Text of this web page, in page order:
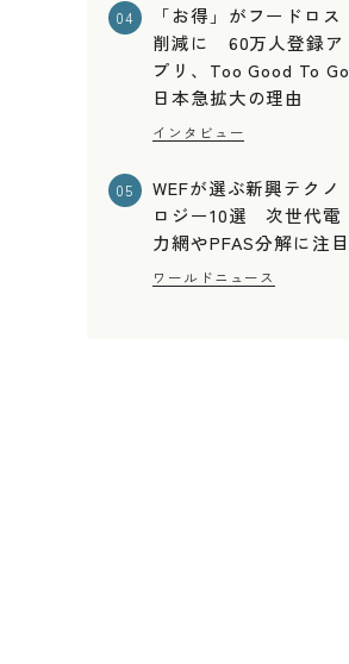
04
「お得」がフードロス
削減に 60万人登録ア
プリ、Too Good To Go
日本急拡大の理由
インタビュー
05
WEFが選ぶ新興テクノ
ロジー10選 次世代電
力網やPFAS分解に注目
ワールドニュース